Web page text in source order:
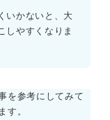
いかないと、大
しやすくなりま
を参考にしてみて
す。